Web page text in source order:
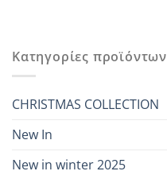
Κατηγορίες προϊόντων
CHRISTMAS COLLECTION
New In
New in winter 2025